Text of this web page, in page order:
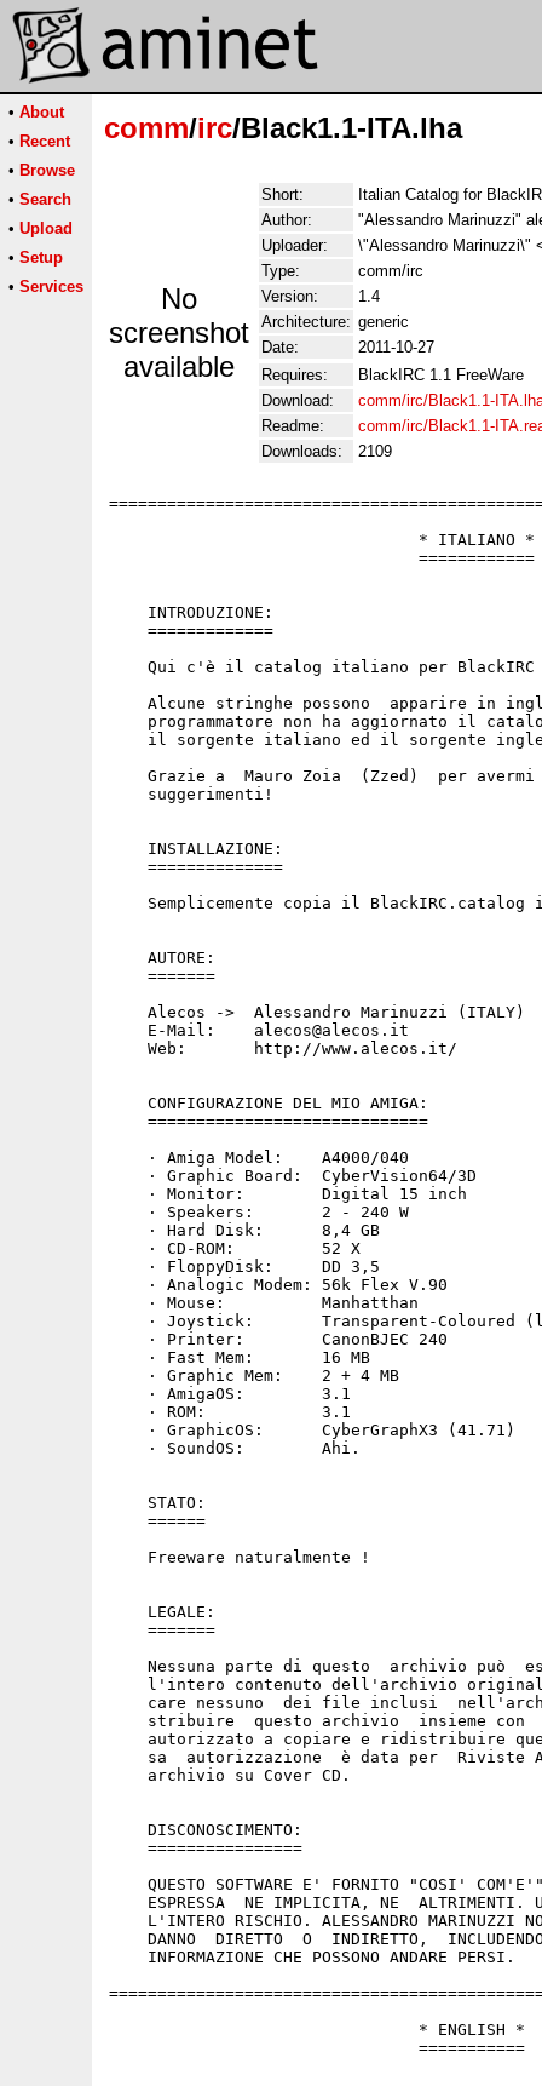
• About
• Recent
• Browse
• Search
• Upload
• Setup
• Services
comm/irc/Black1.1-ITA.lha
No
screenshot
available
Short:
Italian Catalog for
Author:
"Alessandro Marinuzzi"
Uploader:
\"Alessandro Marinuzzi\"
Type:
comm/irc
Version:
1.4
Architecture: generic
Date:
2011-10-27
Requires:
BlackIRC 1.1 FreeWare
Download:
comm/irc/Black1.1-
Readme:
comm/irc/Black1.1-
Downloads:
2109
                                * ITALIANO *
                                ============
    INTRODUZIONE:
    =============
Qui c'è il catalog italiano per
Alcune stringhe possono  apparire in
programmatore non ha aggiornato il
il sorgente italiano ed il sorgente
Grazie a  Mauro Zoia  (Zzed)  per
    suggerimenti!
    INSTALLAZIONE:
    ==============
Semplicemente copia il BlackIRC.catalog
    AUTORE:
    =======
    Alecos ->  Alessandro Marinuzzi (ITALY)
    E-Mail:    alecos@alecos.it
    Web:       http://www.alecos.it/
    CONFIGURAZIONE DEL MIO AMIGA:
    =============================
    · Amiga Model:    A4000/040
    · Graphic Board:  CyberVision64/3D
    · Monitor:        Digital 15 inch
    · Speakers:       2 - 240 W
    · Hard Disk:      8,4 GB
    · CD-ROM:         52 X
    · FloppyDisk:     DD 3,5
    · Analogic Modem: 56k Flex V.90
    · Mouse:          Manhatthan
· Joystick:       Transparent-Coloured
    · Printer:        CanonBJEC 240
    · Fast Mem:       16 MB
    · Graphic Mem:    2 + 4 MB
    · AmigaOS:        3.1
    · ROM:            3.1
    · GraphicOS:      CyberGraphX3 (41.71)
    · SoundOS:        Ahi.
    STATO:
    ======
    Freeware naturalmente !
    LEGALE:
    =======
Nessuna parte di questo  archivio può
l'intero contenuto dell'archivio
care nessuno  dei file inclusi
stribuire  questo archivio  insieme con
autorizzato a copiare e ridistribuire
sa  autorizzazione  è data per  Riviste
    archivio su Cover CD.
    DISCONOSCIMENTO:
    ================
QUESTO SOFTWARE E' FORNITO "COSI'
ESPRESSA  NE IMPLICITA, NE  ALTRIMENTI.
L'INTERO RISCHIO. ALESSANDRO MARINUZZI
DANNO  DIRETTO  O  INDIRETTO,
    INFORMAZIONE CHE POSSONO ANDARE PERSI.
                                * ENGLISH *
                                ===========